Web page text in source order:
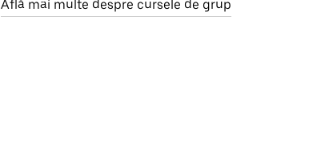
Află mai multe despre cursele de grup